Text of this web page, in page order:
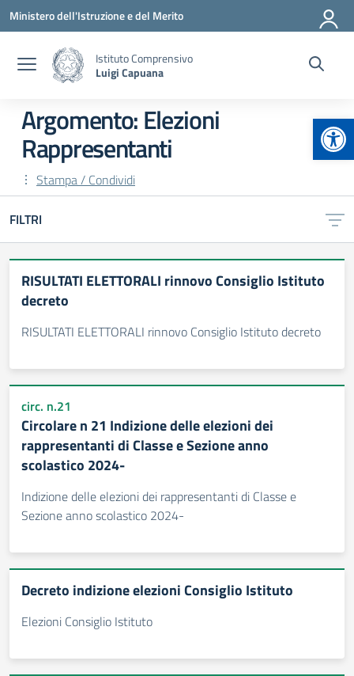
Vai ai contenuti
Vai al menu di navigazione
Vai al footer
Ministero dell'Istruzione e del Merito
Istituto Comprensivo
Luigi Capuana
Argomento: Elezioni
Rappresentanti
Stampa / Condividi
FILTRI
RISULTATI ELETTORALI rinnovo Consiglio Istituto
decreto
RISULTATI ELETTORALI rinnovo Consiglio Istituto decreto
circ. n.21
Circolare n 21 Indizione delle elezioni dei
rappresentanti di Classe e Sezione anno
scolastico 2024-
Indizione delle elezioni dei rappresentanti di Classe e
Sezione anno scolastico 2024-
Decreto indizione elezioni Consiglio Istituto
Elezioni Consiglio Istituto